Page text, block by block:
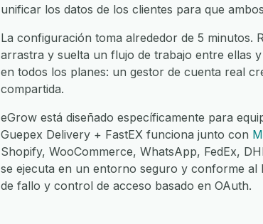
unificar los datos de los clientes para que
La configuración toma alrededor de 5 minutos.
arrastra y suelta un flujo de trabajo entre ellas
en todos los planes: un gestor de cuenta real
compartida.
eGrow está diseñado específicamente para
Guepex Delivery + FastEX funciona junto con
Shopify, WooCommerce, WhatsApp, FedEx,
se ejecuta en un entorno seguro y conforme al
de fallo y control de acceso basado en OAuth.